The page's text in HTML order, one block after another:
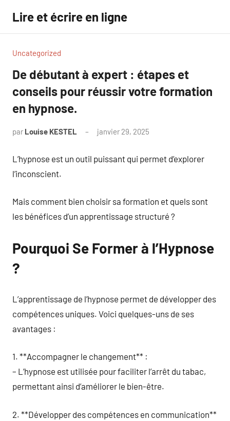
contenu
Lire et écrire en ligne
Uncategorized
De débutant à expert : étapes et
conseils pour réussir votre formation
en hypnose.
par Louise KESTEL janvier 29, 2025
L’hypnose est un outil puissant qui permet d’explorer
l’inconscient.
Mais comment bien choisir sa formation et quels sont
les bénéfices d’un apprentissage structuré ?
Pourquoi Se Former à l’Hypnose
?
L’apprentissage de l’hypnose permet de développer des
compétences uniques. Voici quelques-uns de ses
avantages :
1. **Accompagner le changement** :
– L’hypnose est utilisée pour faciliter l’arrêt du tabac,
permettant ainsi d’améliorer le bien-être.
2. **Développer des compétences en communication**